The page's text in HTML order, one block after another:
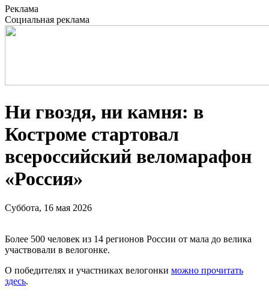
Реклама
Социальная реклама
Ни гвоздя, ни камня: в
Костроме стартовал
всероссийский веломарафон
«Россия»
Суббота, 16 мая 2026
Более 500 человек из 14 регионов России от мала до велика
участвовали в велогонке.
О победителях и участниках велогонки можно прочитать
здесь.